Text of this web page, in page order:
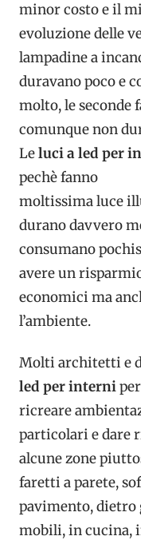
minor costo e il
evoluzione delle
lampadine a
duravano poco e
molto, le seconde
comunque non
Leluci a led per
pechè fanno
moltissima luce
durano davvero
consumano
avere un
economici ma
l’ambiente.
Molti architetti e
led per interniper
ricreare
particolari e dare
alcune zone
faretti a parete,
pavimento, dietro
mobili, in cucina,